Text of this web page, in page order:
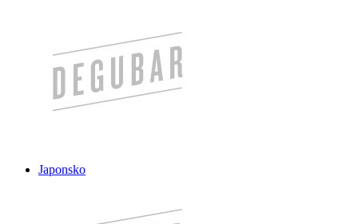
Japonsko